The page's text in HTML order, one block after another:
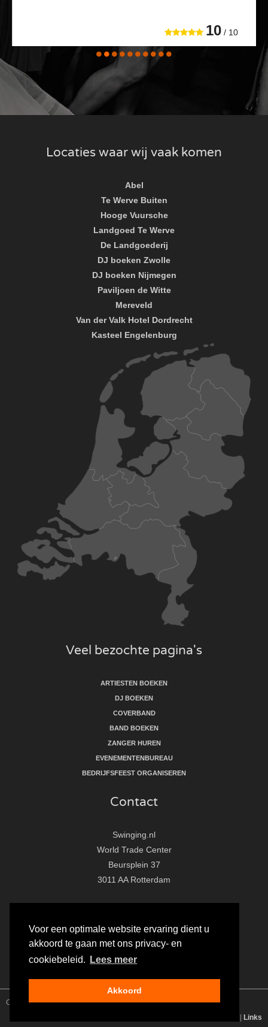
Voor een optimale website ervaring dient u
akkoord te gaan met ons privacy- en
cookiebeleid.
Lees meer
Akkoord
BEREKEN JEALL-INPRIJS ▸
10 / 10
Locaties waar wij vaak komen
Abel
Te Werve Buiten
Hooge Vuursche
Landgoed Te Werve
De Landgoederij
DJ boeken Zwolle
DJ boeken Nijmegen
Paviljoen de Witte
Mereveld
Van der Valk Hotel Dordrecht
Kasteel Engelenburg
Veel bezochte pagina's
ARTIESTEN BOEKEN
DJ BOEKEN
COVERBAND
BAND BOEKEN
ZANGER HUREN
EVENEMENTENBUREAU
BEDRIJFSFEEST ORGANISEREN
Contact
Swinging.nl
World Trade Center
Beursplein 37
3011 AA Rotterdam
E:
info@swinging.nl
F
a
c
e
b
I
n
s
t
a
o
t
u
Copyright Swinging.nl
Links